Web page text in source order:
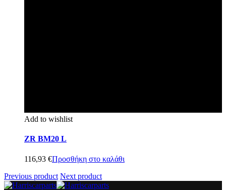
Add to wishlist
ZR BM20 L
116,93 €Προσθήκη στο καλάθι
Previous product Next product